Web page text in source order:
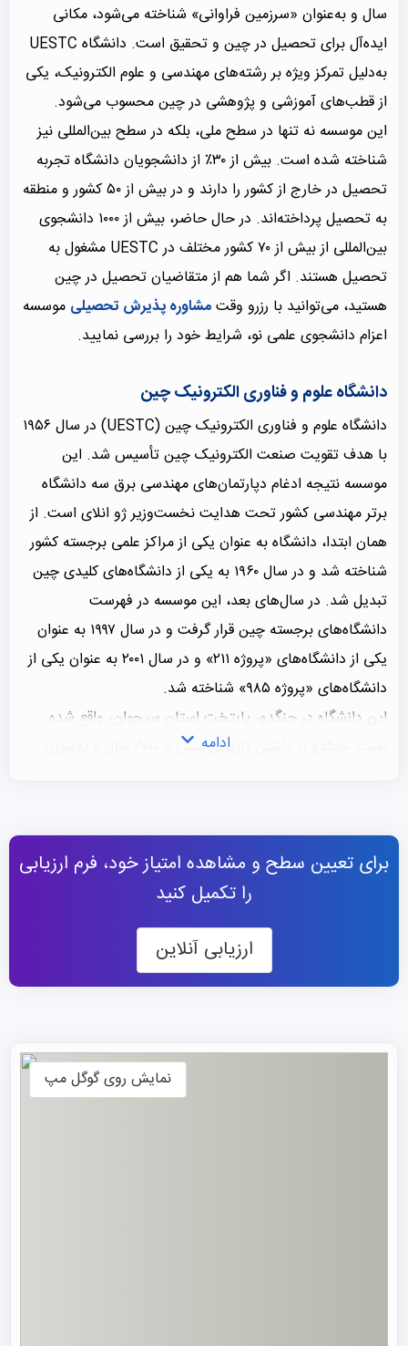
سال و به‌عنوان «سرزمین فراوانی» شناخته می‌شود، مکانی
ایده‌آل برای تحصیل در چین و تحقیق است. دانشگاه UESTC
به‌دلیل تمرکز ویژه بر رشته‌های مهندسی و علوم الکترونیک، یکی
از قطب‌های آموزشی و پژوهشی در چین محسوب می‌شود.
این موسسه نه تنها در سطح ملی، بلکه در سطح بین‌المللی نیز
شناخته شده است. بیش از ۳۰٪ از دانشجویان دانشگاه تجربه
تحصیل در خارج از کشور را دارند و در بیش از ۵۰ کشور و منطقه
به تحصیل پرداخته‌اند. در حال حاضر، بیش از ۱۰۰۰ دانشجوی
بین‌المللی از بیش از ۷۰ کشور مختلف در UESTC مشغول به
تحصیل هستند. اگر شما هم از متقاضیان تحصیل در چین
هستید، می‌توانید با رزرو وقتمشاوره پذیرش تحصیلی موسسه
اعزام دانشجوی علمی نو، شرایط خود را بررسی نمایید.
دانشگاه علوم و فناوری الکترونیک چین
دانشگاه علوم و فناوری الکترونیک چین (UESTC) در سال ۱۹۵۶
با هدف تقویت صنعت الکترونیک چین تأسیس شد. این
موسسه نتیجه ادغام دپارتمان‌های مهندسی برق سه دانشگاه
برتر مهندسی کشور تحت هدایت نخست‌وزیر ژو انلای است. از
همان ابتدا، دانشگاه به عنوان یکی از مراکز علمی برجسته کشور
شناخته شد و در سال ۱۹۶۰ به یکی از دانشگاه‌های کلیدی چین
تبدیل شد. در سال‌های بعد، این موسسه در فهرست
دانشگاه‌های برجسته چین قرار گرفت و در سال ۱۹۹۷ به عنوان
یکی از دانشگاه‌های «پروژه ۲۱۱» و در سال ۲۰۰۱ به عنوان یکی از
دانشگاه‌های «پروژه ۹۸۵» شناخته شد.
این دانشگاه در چنگدو، پایتخت استان سیچوان، واقع شده
طول شصت و چهار سال گذشته، از تمرکز اصلی خود بر مهندسی
برق به توسعه دوره‌های آموزشی جامع در رشته‌های مختلف
الکترونیک و فناوری اطلاعات پرداخته است.
این موسسه اکنون به یکی از مؤسسات چندرشته‌ای کلیدی چین
تبدیل شده است که علم و فناوری الکترونیک را به‌عنوان هسته
اصلی خود قرار داده و در حوزه‌های مهندسی، علوم انسانی،
پیشرفت‌های عظیمی دست یافته و در مسیر نوآوری‌های علمی و
ادامه
برای تعیین سطح و مشاهده امتیاز خود، فرم ارزیابی
را تکمیل کنید
ارزیابی آنلاین
نمایش روی گوگل مپ